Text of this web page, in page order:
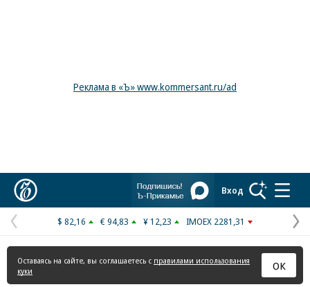
Реклама в «Ъ» www.kommersant.ru/ad
Вход
Предыдущая
страница
$ 82,16 € 94,83 ¥ 12,23 IMOEX 2281,31
Оставаясь на сайте, вы соглашаетесь с правилами использования
куки
ОК